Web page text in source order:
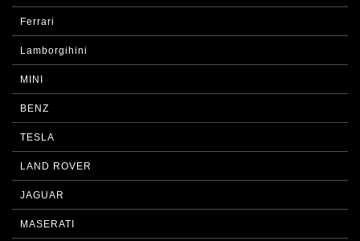
Ferrari
Lamborgihini
MINI
BENZ
TESLA
LAND ROVER
JAGUAR
MASERATI